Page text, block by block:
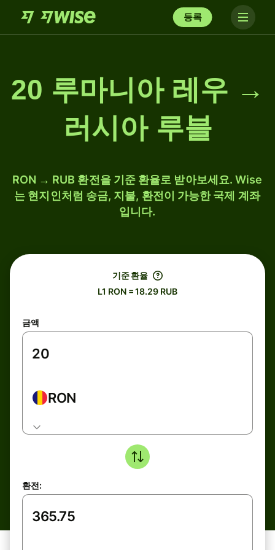
등록
20 루마니아 레우 →
러시아 루블
RON → RUB 환전을 기준 환율로 받아보세요. Wise
는 현지인처럼 송금, 지불, 환전이 가능한 국제 계좌
입니다.
기준 환율
L1 RON = 18.29 RUB
금액
RON
환전: